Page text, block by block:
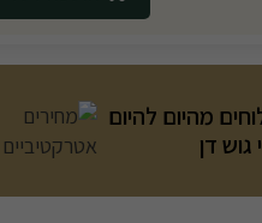
מהיום להיום
גוש דן